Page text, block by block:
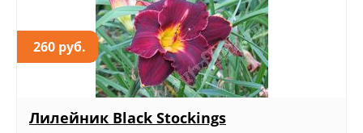
260 руб.
Лилейник Black Stockings